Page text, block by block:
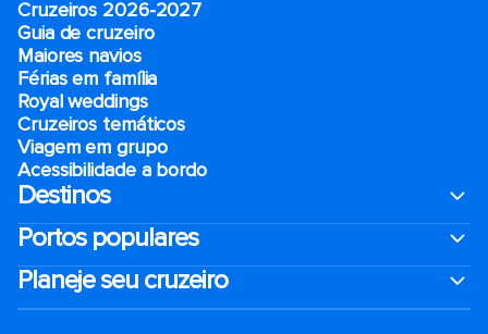
Cruzeiros 2026-2027
Guia de cruzeiro
Maiores navios
Férias em família
Royal weddings
Cruzeiros temáticos
Viagem em grupo
Acessibilidade a bordo
Destinos
Portos populares
Planeje seu cruzeiro